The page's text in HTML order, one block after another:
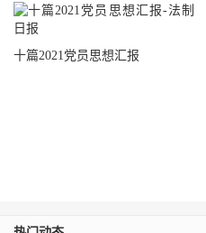
十篇2021党员思想汇报